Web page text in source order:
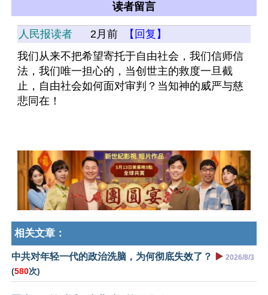
读者留言
人民报读者 2月前
【回复】
我们从来不把希望寄托于自由社会，我们信师信
法，我们唯一担心的，当创世主的救度一旦截
止，自由社会如何面对审判？当知神的威严与慈
悲同在！
相关文章：
中共对年轻一代的政治洗脑，为何彻底失效了？ ▶️ 2026/8/3
(580次)